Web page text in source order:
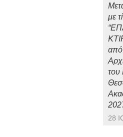
με
από
του
28